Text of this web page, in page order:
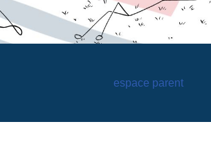
espace parent